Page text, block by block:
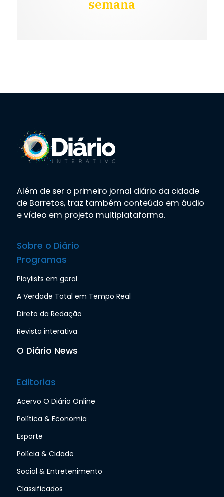
semana
Além de ser o primeiro jornal diário da cidade
de Barretos, traz também conteúdo em áudio
e vídeo em projeto multiplataforma.
Sobre o Diário
Programas
Playlists em geral
A Verdade Total em Tempo Real
Direto da Redação
Revista interativa
O Diário News
Editorias
Acervo O Diário Online
Política & Economia
Esporte
Polícia & Cidade
Social & Entretenimento
Classificados